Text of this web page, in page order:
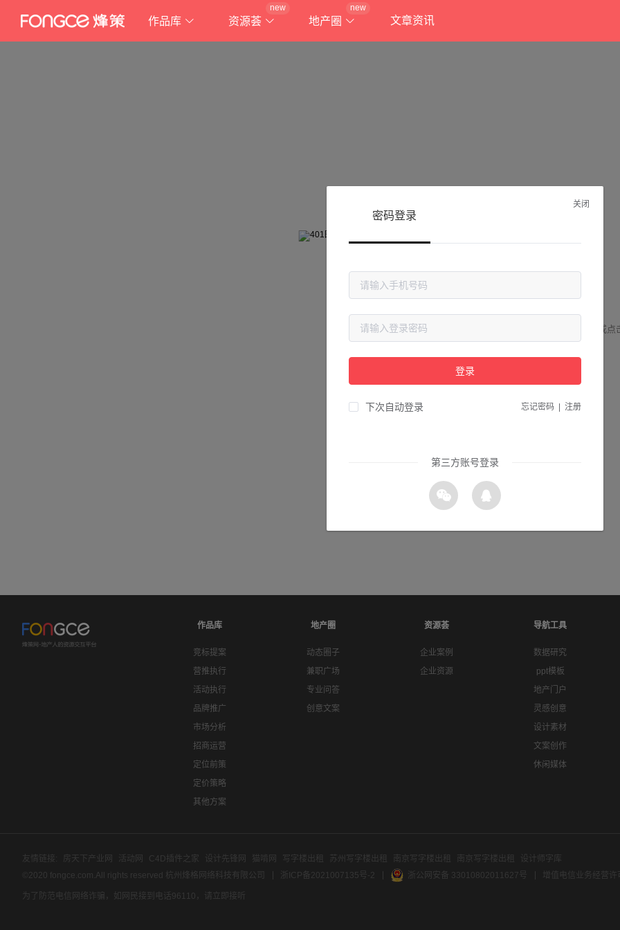
作品库 资源荟
new
地产圈
new
文章资讯
抱歉!
请检查您输入的网址是否正确，或点
作品库
竞标提案
营推执行
活动执行
品牌推广
市场分析
招商运营
定位前策
定价策略
其他方案
地产圈
动态圈子
兼职广场
专业问答
创意文案
资源荟
企业案例
企业资源
导航工具
数据研究
ppt模板
地产门户
灵感创意
设计素材
文案创作
休闲媒体
友情链接: 房天下产业网 活动网 C4D插件之家 设计先锋网 猫啃网 写字楼出租 苏州写字楼出租 南京写字楼出租 南京写字楼出租
设计师字库
©2020 fongce.com.All rights reserved 杭州烽格网络科技有限公司
浙ICP备2021007135号-2 浙公网安备 33010802011627号 增值电信业务经营
为了防范电信网络诈骗，如网民接到电话96110，请立即接听
关闭
密码登录
登录
下次自动登录 忘记密码 注册
第三方账号登录